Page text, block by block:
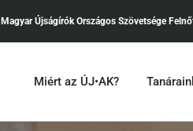
Magyar Újságírók Országos Szövetsége
Miért az ÚJ•AK?